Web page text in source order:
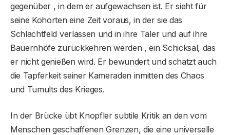
gegenüber , in dem er aufgewachsen ist. Er sieht für
seine Kohorten eine Zeit voraus, in der sie das
Schlachtfeld verlassen und in ihre Täler und auf ihre
Bauernhöfe zurückkehren werden , ein Schicksal, das
er nicht genießen wird. Er bewundert und schätzt auch
die Tapferkeit seiner Kameraden inmitten des Chaos
und Tumults des Krieges.
In der Brücke übt Knopfler subtile Kritik an den vom
Menschen geschaffenen Grenzen, die eine universelle